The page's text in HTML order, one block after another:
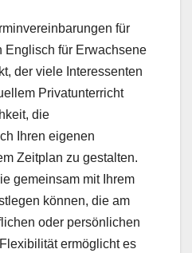
für
Englisch für Erwachsene
der viele Interessenten
Privatunterricht
die
Ihren eigenen
Zeitplan zu gestalten.
gemeinsam mit Ihrem
können, die am
oder persönlichen
ermöglicht es